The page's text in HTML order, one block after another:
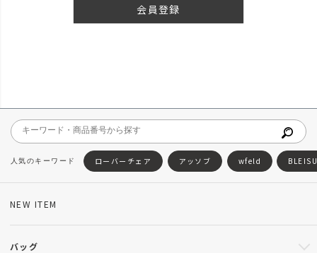
会員登録
ローバーチェア アッソブ wfeld
NEW ITEM
バッグ